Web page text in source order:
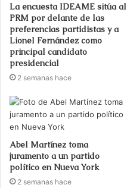
La encuesta IDEAME sitúa al
PRM por delante de las
preferencias partidistas y a
Lionel Fernández como
principal candidato
presidencial
2 semanas hace
Abel Martínez toma
juramento a un partido
político en Nueva York
2 semanas hace